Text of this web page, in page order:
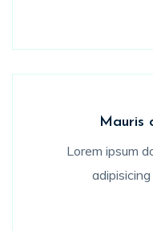
Mauris
Lorem ipsum